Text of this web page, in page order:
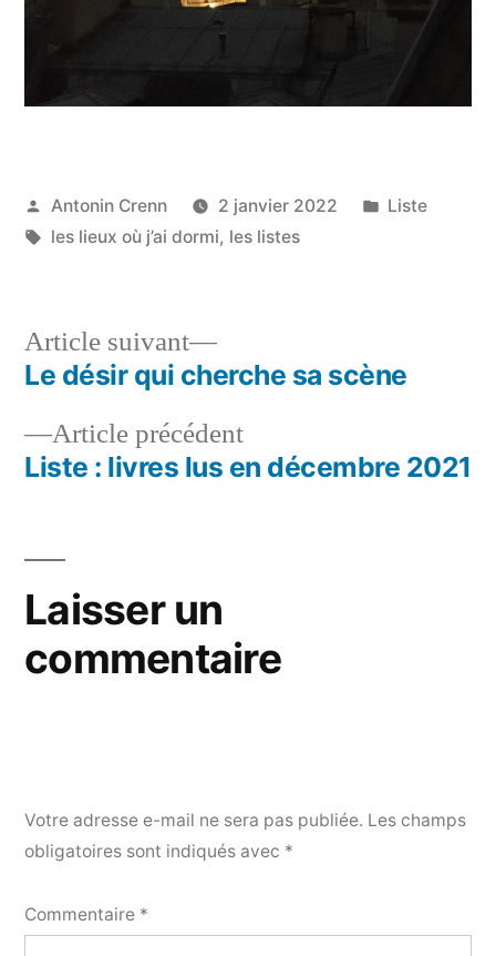
Publié
par
Antonin Crenn 2 janvier 2022
Publié
Liste
Étiquettes :
les lieux où j’ai dormi, les listes
Navigation
deArticle précédentArticle
précédent :
Liste : livres lus en décembre 2021
Article suivant
Article
suivant :
Le désir qui cherche sa scène
Laisser un
commentaire
Votre adresse e-mail ne sera pas publiée. Les champs
obligatoires sont indiqués avec *
Commentaire *